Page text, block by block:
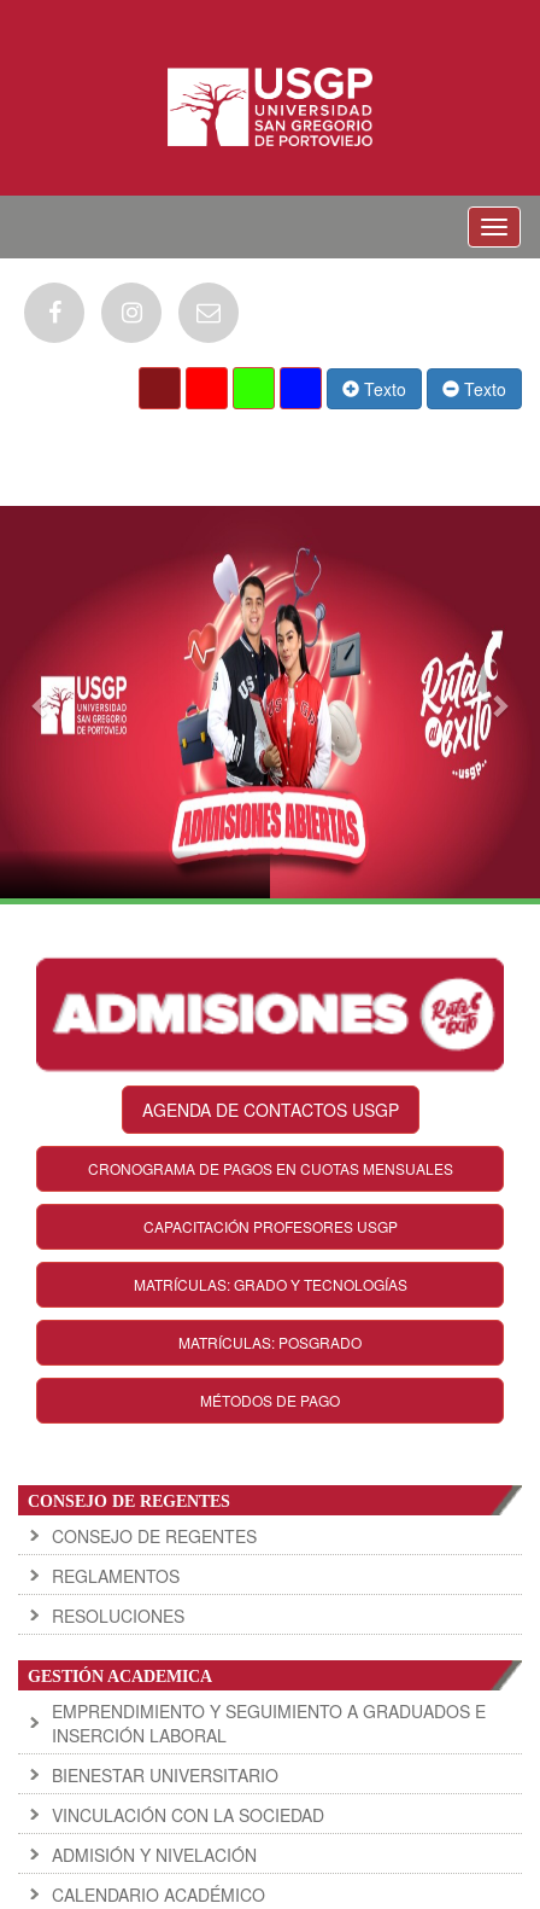
Menu
Texto Texto
AGENDA DE CONTACTOS USGP
CRONOGRAMA DE PAGOS EN CUOTAS MENSUALES
CAPACITACIÓN PROFESORES USGP
MATRÍCULAS: GRADO Y TECNOLOGÍAS
MATRÍCULAS: POSGRADO
MÉTODOS DE PAGO
CONSEJO DE REGENTES
CONSEJO DE REGENTES
REGLAMENTOS
RESOLUCIONES
GESTIÓN ACADEMICA
EMPRENDIMIENTO Y SEGUIMIENTO A GRADUADOS E
INSERCIÓN LABORAL
BIENESTAR UNIVERSITARIO
VINCULACIÓN CON LA SOCIEDAD
ADMISIÓN Y NIVELACIÓN
CALENDARIO ACADÉMICO